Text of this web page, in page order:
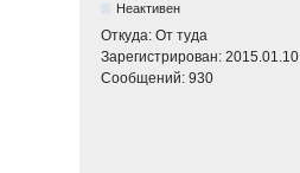
Неактивен
Откуда:От туда
Зарегистрирован:2015.01.10
Сообщений:930